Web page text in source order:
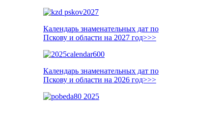
Календарь знаменательных дат по
Пскову и области на 2027 год>>>
Календарь знаменательных дат по
Пскову и области на 2026 год>>>